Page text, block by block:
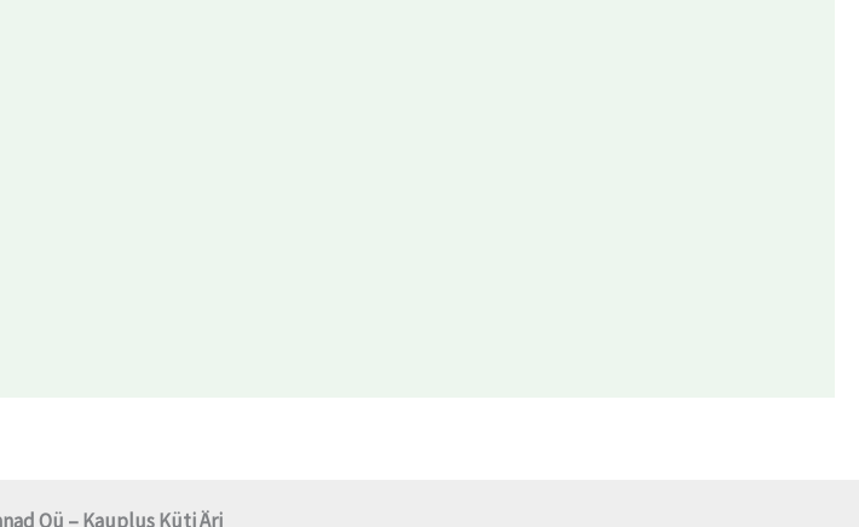
Oü – Kauplus Küti Äri